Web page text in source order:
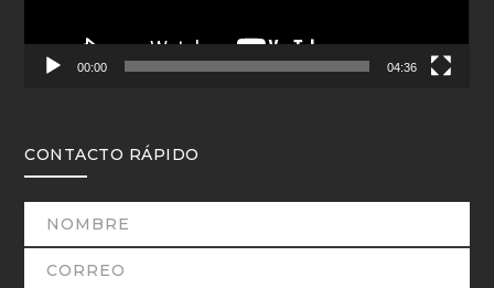
00:00 04:36
CONTACTO RÁPIDO